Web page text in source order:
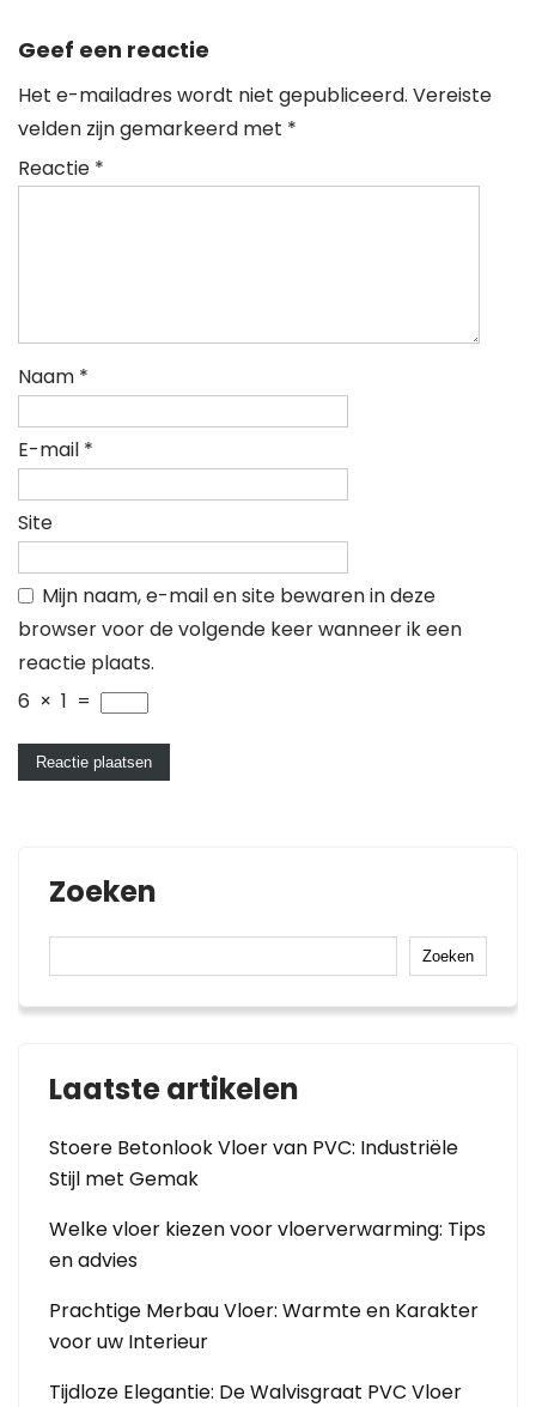
Geef een reactie
Het e-mailadres wordt niet gepubliceerd. Vereiste
velden zijn gemarkeerd met *
Reactie *
Naam *
E-mail *
Site
Mijn naam, e-mail en site bewaren in deze
browser voor de volgende keer wanneer ik een
reactie plaats.
6 × 1 =
Zoeken
Zoeken
Laatste artikelen
Stoere Betonlook Vloer van PVC: Industriële
Stijl met Gemak
Welke vloer kiezen voor vloerverwarming: Tips
en advies
Prachtige Merbau Vloer: Warmte en Karakter
voor uw Interieur
Tijdloze Elegantie: De Walvisgraat PVC Vloer